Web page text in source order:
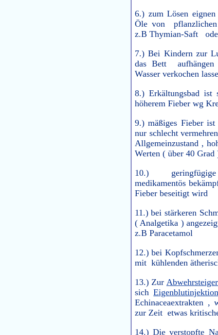
6.) zum Lösen eignen
Öle von
z.B Thymian-Saft
7.) Bei Kindern zur
das Bett
Wasser verkochen
8.) Erkältungsbad ist
höherem Fieber wg
9.) mäßiges Fieber
nur schlecht
Allgemeinzustand ,
Werten ( über 40 Grad
10.) geringfügige
medikamentös
Fieber beseitigt wird
11.) bei stärkeren
( Analgetika )
z.B Paracetamol
12.) bei
mit kühlenden
13.) Zur
sich
Echinaceaextrakten ,
zur Zeit etwas
14.) Die verstopfte